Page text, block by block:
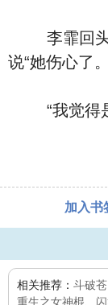
李霏回头
说“她伤心了
“我觉得是
加入书
相关推荐： 斗破
重生之女神棍